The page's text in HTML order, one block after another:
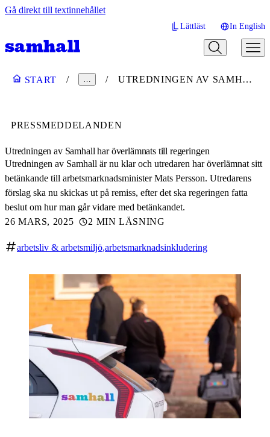
Gå direkt till textinnehållet
Lättläst In English
START … UTREDNINGEN AV SAMHALL HAR ÖVERLÄMNATS TILL REGERINGEN
PRESSMEDDELANDEN
Utredningen av Samhall har överlämnats till regeringen
Utredningen av Samhall är nu klar och utredaren har överlämnat sitt
betänkande till arbetsmarknadsminister Mats Persson. Utredarens
förslag ska nu skickas ut på remiss, efter det ska regeringen fatta
beslut om hur man går vidare med betänkandet.
26 MARS, 2025
2 MIN LÄSNING
arbetsliv & arbetsmiljö arbetsmarknadsinkludering